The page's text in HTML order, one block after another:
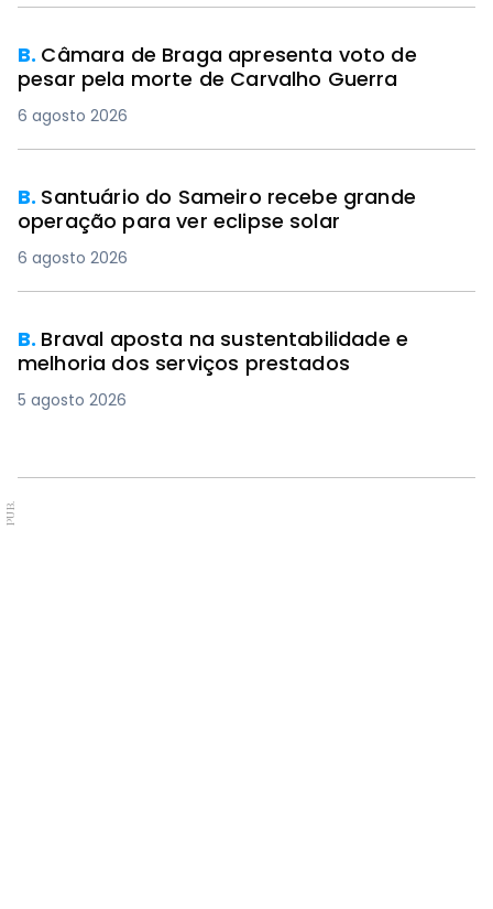
B. Câmara de Braga apresenta voto de
pesar pela morte de Carvalho Guerra
6 agosto 2026
B. Santuário do Sameiro recebe grande
operação para ver eclipse solar
6 agosto 2026
B. Braval aposta na sustentabilidade e
melhoria dos serviços prestados
5 agosto 2026
PUB.